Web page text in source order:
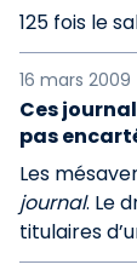
125 fois le
16 mars 2009
Ces
pas
Les
journal. Le
titulaires